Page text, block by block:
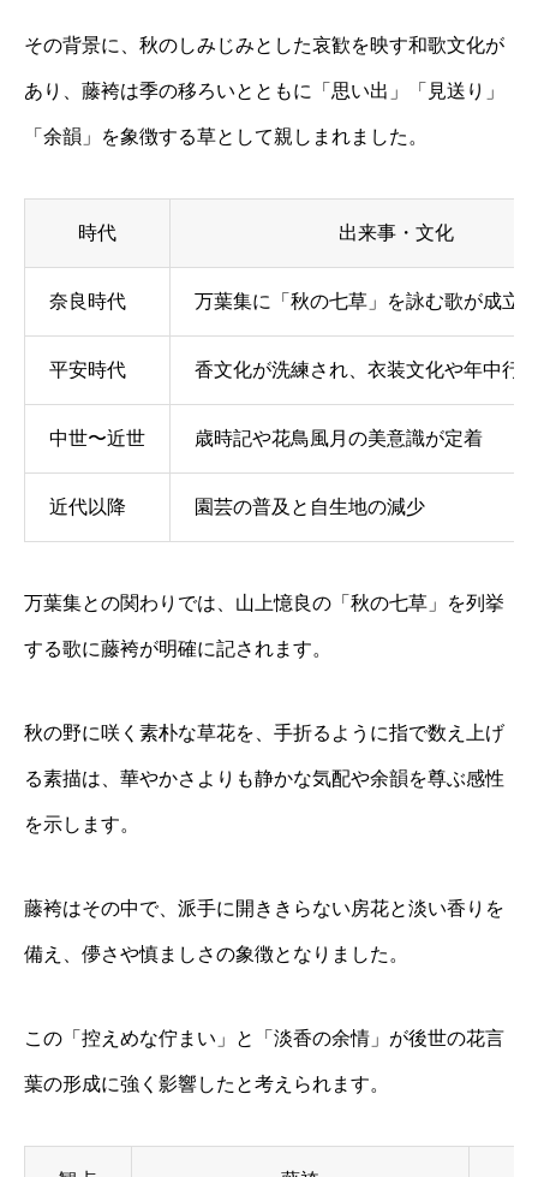
その背景に、秋のしみじみとした哀歓を映す和歌文化が
あり、藤袴は季の移ろいとともに「思い出」「見送り」
「余韻」を象徴する草として親しまれました。
時代 出来事・文化
奈良時代 万葉集に「秋の七草」を詠む歌が成立
平安時代 香文化が洗練され、衣装文化や年中行
中世〜近世 歳時記や花鳥風月の美意識が定着
近代以降 園芸の普及と自生地の減少
万葉集との関わりでは、山上憶良の「秋の七草」を列挙
する歌に藤袴が明確に記されます。
秋の野に咲く素朴な草花を、手折るように指で数え上げ
る素描は、華やかさよりも静かな気配や余韻を尊ぶ感性
を示します。
藤袴はその中で、派手に開ききらない房花と淡い香りを
備え、儚さや慎ましさの象徴となりました。
この「控えめな佇まい」と「淡香の余情」が後世の花言
葉の形成に強く影響したと考えられます。